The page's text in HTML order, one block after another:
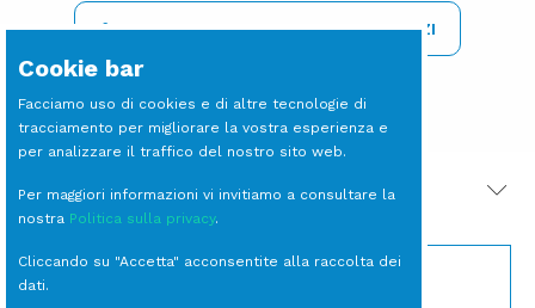
REGISTRATI PER VISIONARE I PREZZI
PRODOTTI CORRELATI
Cookie bar
Facciamo uso di cookies e di altre tecnologie di
tracciamento per migliorare la vostra esperienza e
per analizzare il traffico del nostro sito web.
Per maggiori informazioni vi invitiamo a consultare la
nostra Politica sulla privacy.
Cliccando su "Accetta" acconsentite alla raccolta dei
dati.